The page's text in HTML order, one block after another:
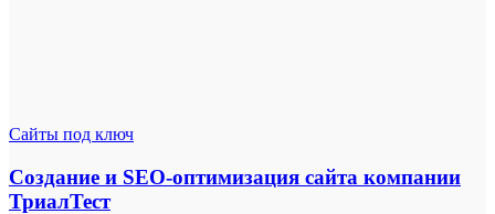
Сайты под ключ
Создание и SEO-оптимизация сайта компании
ТриалТест